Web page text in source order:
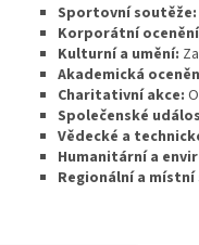
Sportovní soutěže:
Korporátní
Kulturní a umění:
Akademická
Charitativní akce:
Společenské
Vědecké a
Humanitární a
Regionální a